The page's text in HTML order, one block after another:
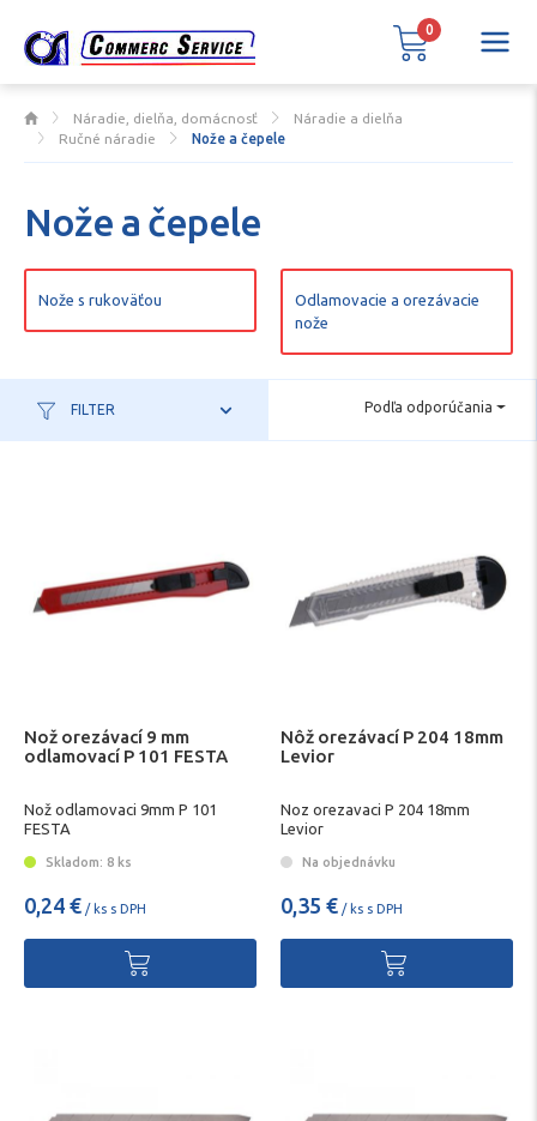
Náradie, dielňa, domácnosť
Náradie a dielňa
Ručné náradie
Nože a čepele
Nože a čepele
Nože s rukoväťou
Odlamovacie a orezávacie
nože
FILTER Podľa odporúčania
Nož orezávací 9 mm
odlamovací P 101 FESTA
Nož odlamovaci 9mm P 101
FESTA
Skladom: 8 ks
0,24 € / ks s DPH
Nôž orezávací P 204 18mm
Levior
Noz orezavaci P 204 18mm
Levior
Na objednávku
0,35 € / ks s DPH
0